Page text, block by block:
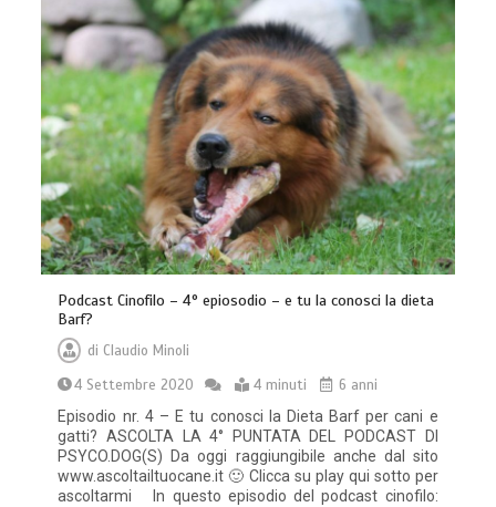
Podcast Cinofilo – 4° epiosodio – e tu la conosci la dieta
Barf?
di Claudio Minoli
4 Settembre 2020
4 minuti
6 anni
Episodio nr. 4 – E tu conosci la Dieta Barf per cani e
gatti? ASCOLTA LA 4° PUNTATA DEL PODCAST DI
PSYCO.DOG(S) Da oggi raggiungibile anche dal sito
www.ascoltailtuocane.it 🙂 Clicca su play qui sotto per
ascoltarmi In questo episodio del podcast cinofilo: